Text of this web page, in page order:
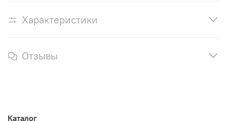
Характеристики
Отзывы
Каталог